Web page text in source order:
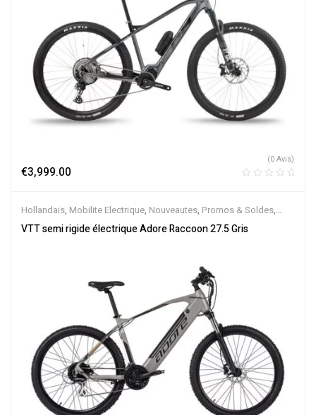
€3,999.00
(0 Avis)
Hollandais, Mobilite Electrique, Nouveautes, Promos & Soldes,
Semi-Rigides,Vélo électrique ville,Velos Electriques,VTT
VTT semi rigide électrique Adore Raccoon 27.5 Gris